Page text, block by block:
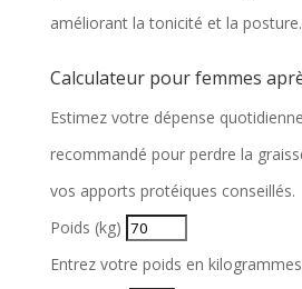
améliorant la tonicité et la posture.
Calculateur pour femmes
Estimez votre dépense
recommandé pour perdre la
vos apports protéiques conseillés.
Poids (kg)
Entrez votre poids en